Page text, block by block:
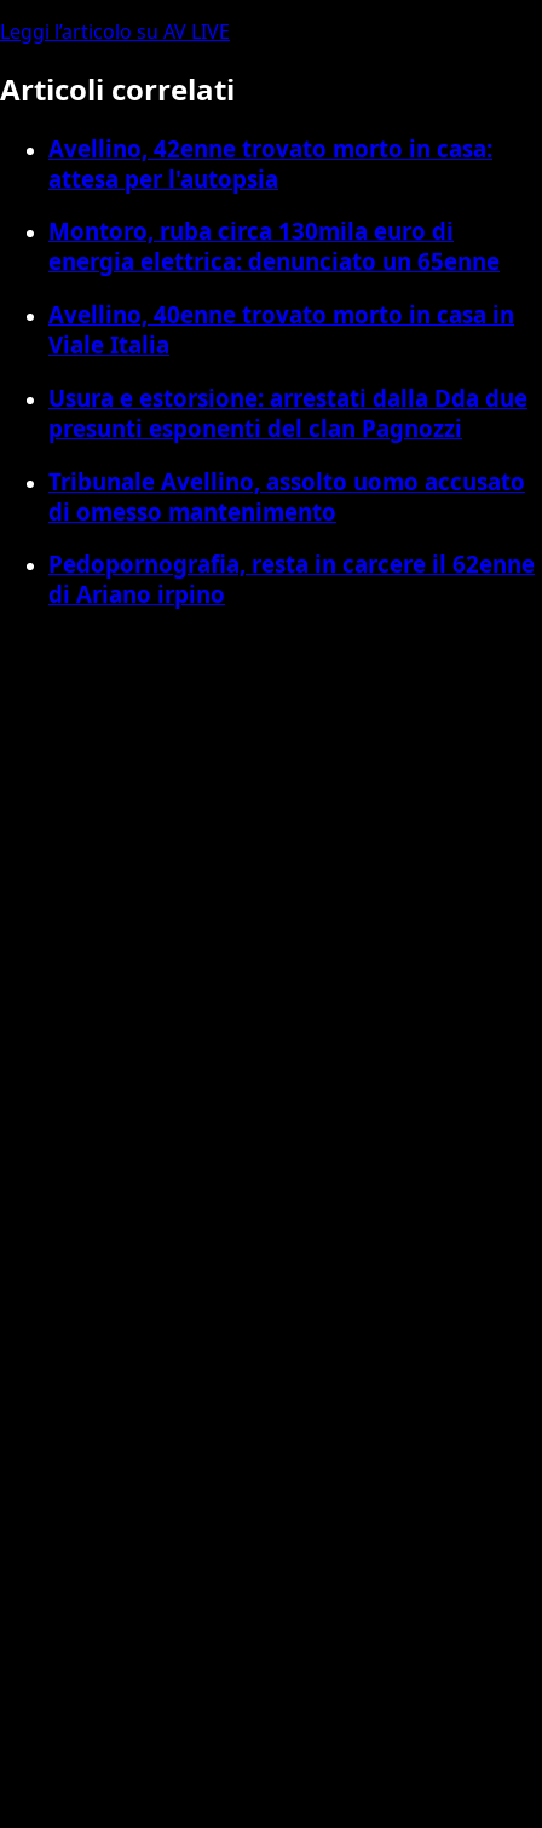
Leggi l’articolo su AV LIVE
Articoli correlati
Avellino, 42enne trovato morto in casa:
attesa per l'autopsia
Montoro, ruba circa 130mila euro di
energia elettrica: denunciato un 65enne
Avellino, 40enne trovato morto in casa in
Viale Italia
Usura e estorsione: arrestati dalla Dda due
presunti esponenti del clan Pagnozzi
Tribunale Avellino, assolto uomo accusato
di omesso mantenimento
Pedopornografia, resta in carcere il 62enne
di Ariano irpino